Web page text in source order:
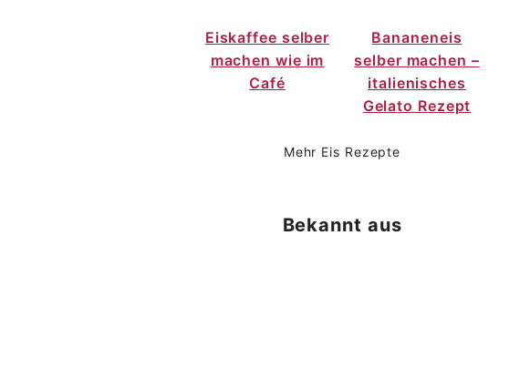
Eiskaffee selber
machen wie im
Café
Bananeneis
selber machen –
italienisches
Gelato Rezept
Mehr Eis Rezepte
Bekannt aus